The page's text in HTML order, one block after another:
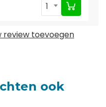
1
review toevoegen
ook